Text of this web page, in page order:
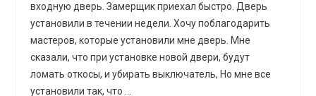
входную дверь. Замерщик приехал быстро. Дверь
установили в течении недели. Хочу поблагодарить
мастеров, которые установили мне дверь. Мне
сказали, что при установке новой двери, будут
ломать откосы, и убирать выключатель, Но мне все
установили так, что ...